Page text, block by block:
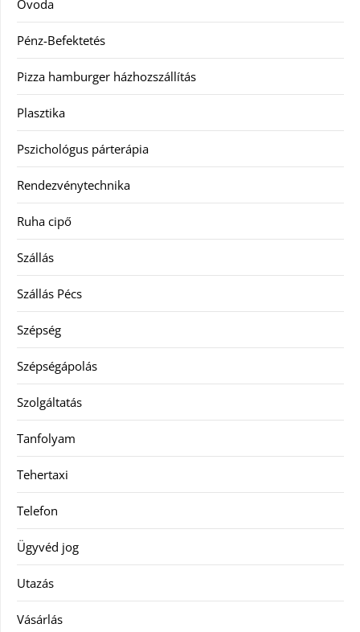
Óvoda
Pénz-Befektetés
Pizza hamburger házhozszállítás
Plasztika
Pszichológus párterápia
Rendezvénytechnika
Ruha cipő
Szállás
Szállás Pécs
Szépség
Szépségápolás
Szolgáltatás
Tanfolyam
Tehertaxi
Telefon
Ügyvéd jog
Utazás
Vásárlás